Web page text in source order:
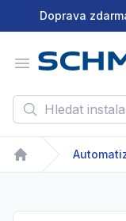
Doprava
Open menu
Hledat instalační
Home